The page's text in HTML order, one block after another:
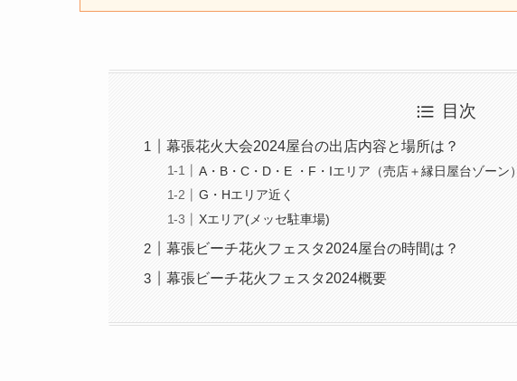
目次
幕張花火大会2024屋台の出店内容と場所は？
A・B・C・D・E ・F・Iエリア（売店＋縁日屋台ゾーン）
G・Hエリア近く
Xエリア(メッセ駐車場)
幕張ビーチ花火フェスタ2024屋台の時間は？
幕張ビーチ花火フェスタ2024概要